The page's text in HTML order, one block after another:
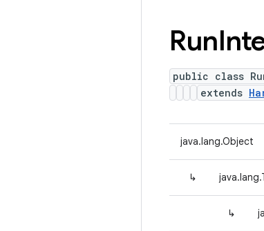
Run
public class
extends
java.lang.Object
↳
↳